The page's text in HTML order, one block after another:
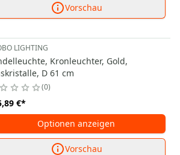
Vorschau
LIGHTING
Kronleuchter, Gold,
D 61 cm
0
€*
Optionen anzeigen
Vorschau